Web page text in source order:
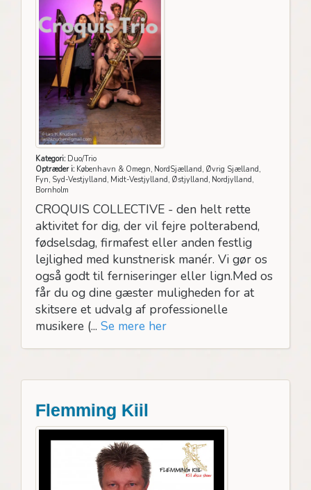
Kategori:Duo/Trio
Optræder i:København & Omegn, NordSjælland, Øvrig Sjælland,
Fyn, Syd-Vestjylland, Midt-Vestjylland, Østjylland, Nordjylland,
Bornholm
CROQUIS COLLECTIVE - den helt rette
aktivitet for dig, der vil fejre polterabend,
fødselsdag, firmafest eller anden festlig
lejlighed med kunstnerisk manér. Vi gør os
også godt til ferniseringer eller lign.Med os
får du og dine gæster muligheden for at
skitsere et udvalg af professionelle
musikere (... Se mere her
Flemming Kiil